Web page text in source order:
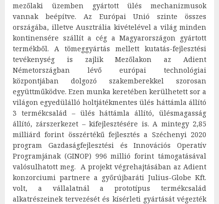
mezőlaki üzemben gyártott ülés mechanizmusok
vannak beépítve. Az Európai Unió szinte összes
országába, illetve Ausztrália kivételével a világ minden
kontinensére szállít a cég a Magyarországon gyártott
termékből. A tömeggyártás mellett kutatás-fejlesztési
tevékenység is zajlik Mezőlakon az Adient
Németországban lévő európai technológiai
központjában dolgozó szakemberekkel szorosan
együttműködve. Ezen munka keretében kerülhetett sor a
világon egyedülálló holtjátékmentes ülés háttámla állító
3 termékcsalád – ülés háttámla állító, ülésmagasság
állító, zárszerkezet – kifejlesztésére is. A mintegy 2,85
milliárd forint összértékű fejlesztés a Széchenyi 2020
program Gazdaságfejlesztési és Innovációs Operatív
Programjának (GINOP) 996 millió forint támogatásával
valósulhatott meg. A projekt végrehajtásában az Adient
konzorciumi partnere a győrújbaráti Julius-Globe Kft.
volt, a vállalatnál a prototípus termékcsalád
alkatrészeinek tervezését és kísérleti gyártását végezték